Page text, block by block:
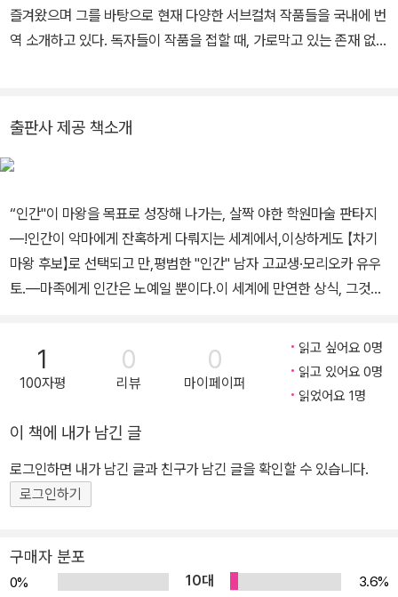
즐겨왔으며 그를 바탕으로 현재 다양한 서브컬쳐 작품들을 국내에 번
역 소개하고 있다. 독자들이 작품을 접할 때, 가로막고 있는 존재 없이
출판사 제공 책소개
“인간"이 마왕을 목표로 성장해 나가는, 살짝 야한 학원마술 판타지
―!인간이 악마에게 잔혹하게 다뤄지는 세계에서,이상하게도 【차기
마왕 후보】로 선택되고 만,평범한 "인간" 남자 고교생·모리오카 유우
토.―마족에게 인간은 노예일 뿐이다.이 세계에 만연한 상식, 그것을
다. 악마들의 학교'긴세이 학원'에 전학 온 유우토는 첫날부터 눈에 띄
고 만다.그러나 그곳에서 만난 한살 위의 선배이자 마족 미소녀 히메
가미 리제르에 의해 유우토의 인생과 세계는 크게 바뀐다.권속 소녀
1
100자평
0
리뷰
0
마이페이퍼
읽고 싶어요 0명
읽고 있어요 0명
읽었어요 1명
이 책에 내가 남긴 글
로그인하면 내가 남긴 글과 친구가 남긴 글을 확인할 수 있습니다.
로그인하기
구매자 분포
0% 10대
3.6%